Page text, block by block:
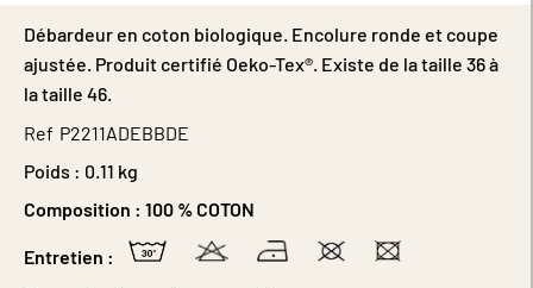
Débardeur en coton biologique. Encolure ronde et coupe
ajustée. Produit certifié Oeko-Tex®. Existe de la taille 36 à
la taille 46.
Ref P2211ADEBBDE
Poids : 0.11 kg
Composition : 100 % COTON
Entretien :